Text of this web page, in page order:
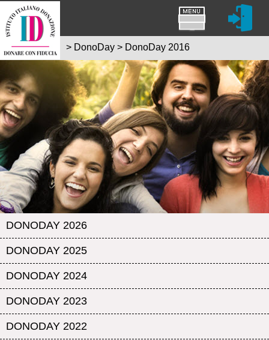
DONODAY 2026
DONODAY 2025
DONODAY 2024
DONODAY 2023
DONODAY 2022
> DonoDay > DonoDay 2016